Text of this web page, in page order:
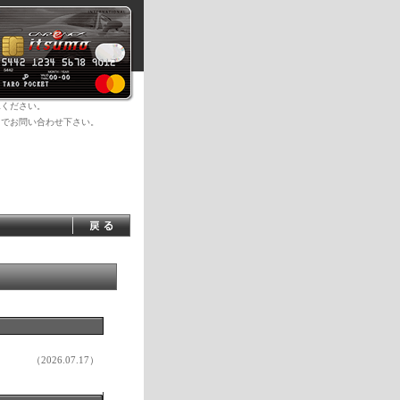
ださい。
お問い合わせ下さい。
（2026.07.17）